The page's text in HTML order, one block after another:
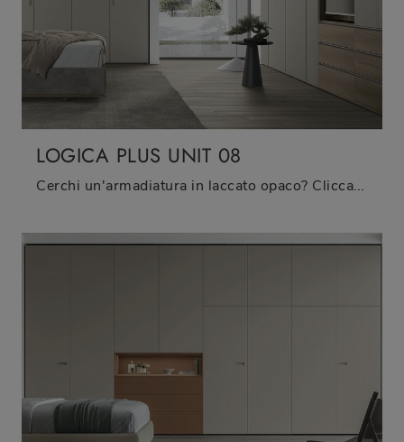
LOGICA PLUS UNIT 08
Cerchi un'armadiatura in laccato opaco? Clicca e scopri armadi componibili con ante battenti di Tomasella.